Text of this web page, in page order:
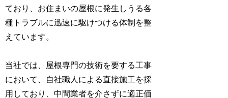
ており、お住まいの屋根に発生しうる各
種トラブルに迅速に駆けつける体制を整
えています。
当社では、屋根専門の技術を要する工事
において、自社職人による直接施工を採
用しており、中間業者を介さずに適正価